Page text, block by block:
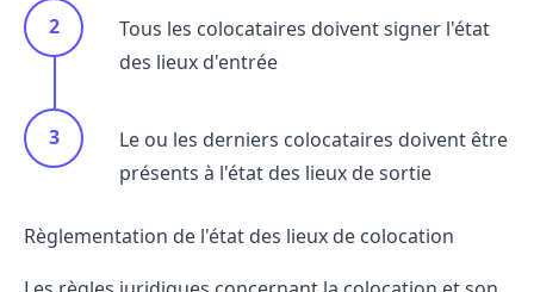
Tous les colocataires doiventsigner l'état
des lieux d'entrée
Le ou les derniers colocataires doivent être
présents à l'état des lieux de sortie
Règlementation de l'état des lieux de colocation